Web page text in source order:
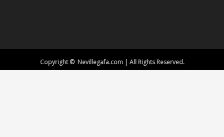
Copyright © Nevillegafa.com | All Rights Reserved.